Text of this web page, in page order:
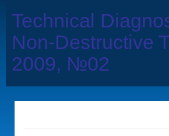
Technical
Non-Destructive
2009, №02